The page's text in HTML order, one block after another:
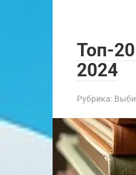
Топ-
2024
Рубрика: